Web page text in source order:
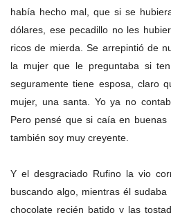
había hecho mal, que si se
dólares, ese pecadillo no les
ricos de mierda. Se arrepintió de
la mujer que le preguntaba si
seguramente tiene esposa, claro
mujer, una santa. Yo ya no
Pero pensé que si caía en
también soy muy creyente.
Y el desgraciado Rufino la vio
buscando algo, mientras él
chocolate recién batido y las